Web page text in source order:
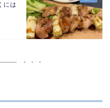
には